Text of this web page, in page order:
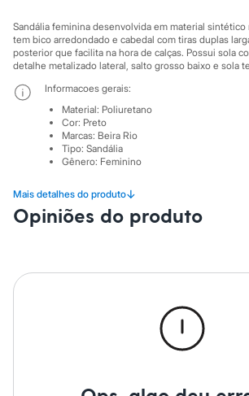
City
Clock House
Mindset
Sawary
Moda esportiva
Acessórios
Blusas
Calçados
Leggings
Shorts e Bermudas
Moda íntima
Calcinhas
Cintas e Modeladores
Sutiãs e Tops
Moda praia
Sandália feminina desenvolvida em material
tem bico arredondado e cabedal com tiras duplas
posterior que facilita na hora de calças. Possui sola
detalhe metalizado lateral, salto grosso baixo e sola
Mais detalhes do produto↓
Informacoes gerais:
Material: Poliuretano
Cor: Preto
Marcas: Beira Rio
Tipo: Sandália
Gênero: Feminino
Opiniões do produto